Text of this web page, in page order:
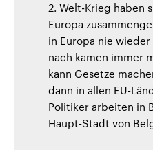
2. Welt-Krieg haben
Europa
in Europa nie
nach kamen immer
kann Gesetze
dann in allen EU-
Politiker arbeiten in
Haupt-Stadt von